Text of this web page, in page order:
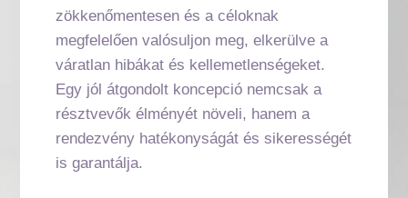
zökkenőmentesen és a céloknak
megfelelően valósuljon meg, elkerülve a
váratlan hibákat és kellemetlenségeket.
Egy jól átgondolt koncepció nemcsak a
résztvevők élményét növeli, hanem a
rendezvény hatékonyságát és sikerességét
is garantálja.